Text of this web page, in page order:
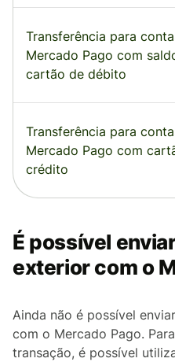
Transferência para
Mercado Pago com
cartão de débito
Transferência para
Mercado Pago com
crédito
É possível
exterior com o
Ainda não é possível
com o Mercado Pago.
transação, é possível